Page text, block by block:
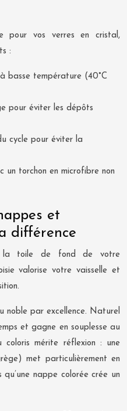
pour vos verres en cristal,
:
basse température (40°C
pour éviter les dépôts
cycle pour éviter la
un torchon en microfibre non
et
différence
la toile de fond de votre
valorise votre vaisselle et
noble par excellence. Naturel
et gagne en souplesse au
mérite réflexion : une
met particulièrement en
nappe colorée crée un